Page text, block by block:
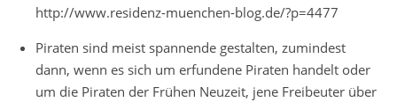
http://www.residenz-muenchen-blog.de/?p=4477
Piraten sind meist spannende gestalten, zumindest
dann, wenn es sich um erfundene Piraten handelt oder
um die Piraten der Frühen Neuzeit, jene Freibeuter über